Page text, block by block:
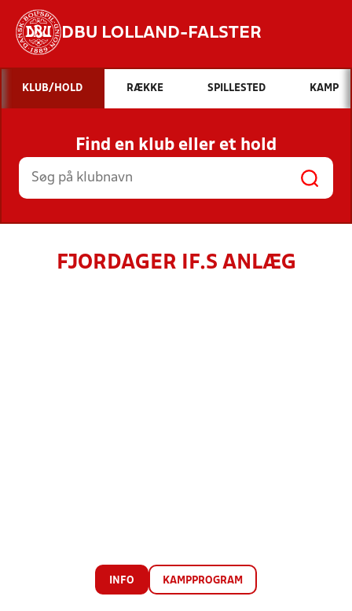
DBU LOLLAND-FALSTER
Hvad vil du søge efter?
INDHOLD OG NYHEDER
STILLINGER, RESULTATER, KLUBBER OG
HOLD
KLUB/HOLD RÆKKE SPILLESTED KAMP
Find en klub eller et hold
FJORDAGER IF.S ANLÆG
INFO KAMPPROGRAM